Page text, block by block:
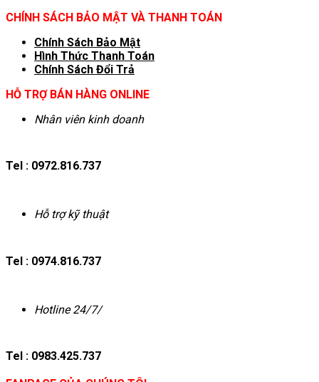
CHÍNH SÁCH BẢO MẬT VÀ THANH TOÁN
Chính Sách Bảo Mật
Hình Thức Thanh Toán
Chính Sách Đổi Trả
HỖ TRỢ BÁN HÀNG ONLINE
Nhân viên kinh doanh
Tel : 0972.816.737
Hỗ trợ kỹ thuật
Tel : 0974.816.737
Hotline 24/7/
Tel : 0983.425.737